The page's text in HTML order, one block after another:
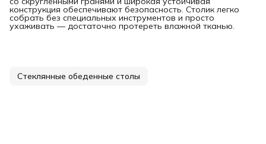
конструкция обеспечивают безопасность. Столик легко
собрать без специальных инструментов и просто
ухаживать — достаточно протереть влажной тканью.
Стеклянные обеденные столы